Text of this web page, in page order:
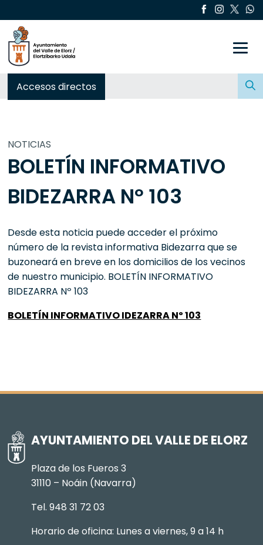
Accesos directos
Buscar:
NOTICIAS
BOLETÍN INFORMATIVO
BIDEZARRA Nº 103
Desde esta noticia puede acceder el próximo
número de la revista informativa Bidezarra que se
buzoneará en breve en los domicilios de los vecinos
de nuestro municipio. BOLETÍN INFORMATIVO
BIDEZARRA Nº 103
BOLETÍN INFORMATIVO IDEZARRA Nº 103
AYUNTAMIENTO DEL VALLE DE ELORZ
Plaza de los Fueros 3
31110 – Noáin (Navarra)
Tel. 948 31 72 03
Horario de oficina: Lunes a viernes, 9 a 14 h